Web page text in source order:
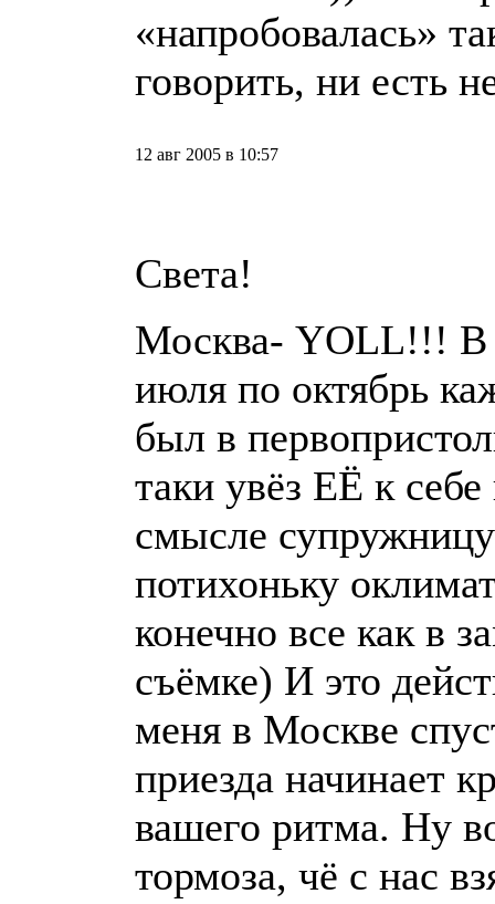
«напробовалась»
говорить, ни есть
12 авг 2005 в 10:57
Cвета!
Москва- YOLL!!! В
июля по октябрь
был в
таки увёз ЕЁ к
смысле
потихоньку
конечно все как в
съёмке) И это
меня в Москве
приезда начинает
вашего ритма. Ну
тормоза, чё с нас